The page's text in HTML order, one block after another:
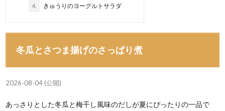
4. きゅうりのヨーグルトサラダ
冬瓜とさつま揚げのさっぱり煮
2026-08-04 (公開)
あっさりとした冬瓜と梅干し風味のだしが夏にぴったりの一品で